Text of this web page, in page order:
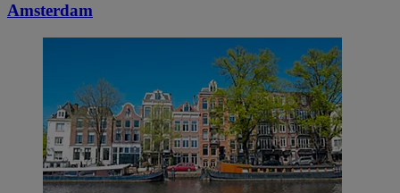
Amsterdam